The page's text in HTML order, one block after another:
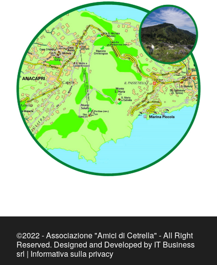
©2022 - Associazione "Amici di Cetrella" - All Right
Reserved. Designed and Developed by IT Business
srl | Informativa sulla privacy